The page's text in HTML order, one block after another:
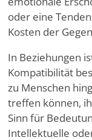
oder eine
Kosten der
In Beziehungen
Kompatibilität
zu Menschen
treffen können,
Sinn für
Intellektuelle